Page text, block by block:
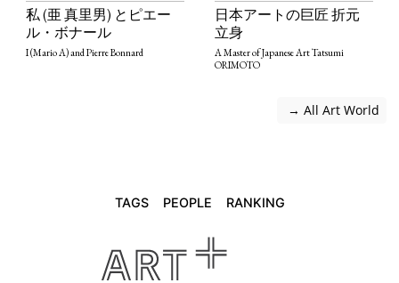
私 (亜 真里男) とピエー
ル・ボナール
I (Mario A) and Pierre Bonnard
日本アートの巨匠 折元
立身
A Master of Japanese Art Tatsumi
ORIMOTO
→ All Art World
TAGS PEOPLE RANKING